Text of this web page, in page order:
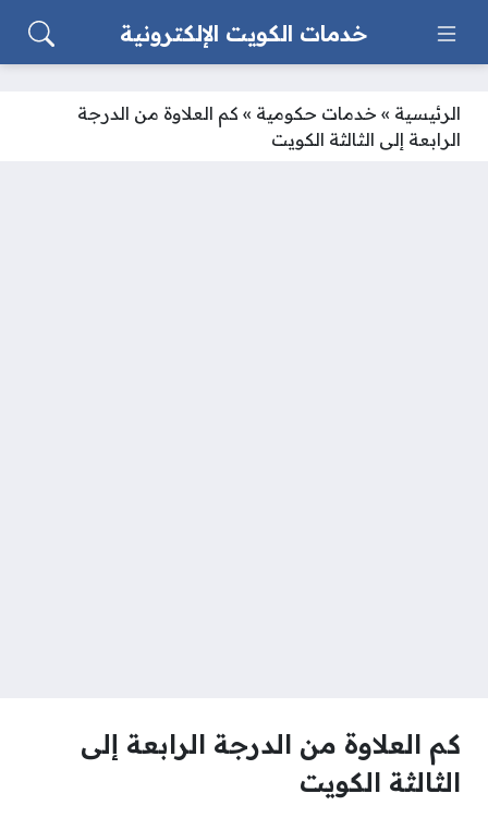
خدمات الكويت الإلكترونية
الرئيسية » خدمات حكومية » كم العلاوة من الدرجة
الرابعة إلى الثالثة الكويت
كم العلاوة من الدرجة الرابعة إلى
الثالثة الكويت